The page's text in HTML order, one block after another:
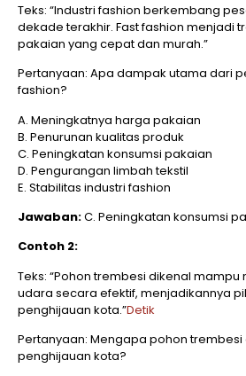
Teks: “Industri fashion berkembang
dekade terakhir. Fast fashion menjadi
pakaian yang cepat dan murah.”​
Pertanyaan: Apa dampak utama dari
fashion?​
A. Meningkatnya harga pakaian
B. Penurunan kualitas produk
C. Peningkatan konsumsi pakaian
D. Pengurangan limbah tekstil
E. Stabilitas industri fashion​
Jawaban:C. Peningkatan konsumsi
Contoh 2:
Teks: “Pohon trembesi dikenal
udara secara efektif, menjadikannya
penghijauan kota.”​Detik
Pertanyaan: Mengapa pohon trembesi
penghijauan kota?​